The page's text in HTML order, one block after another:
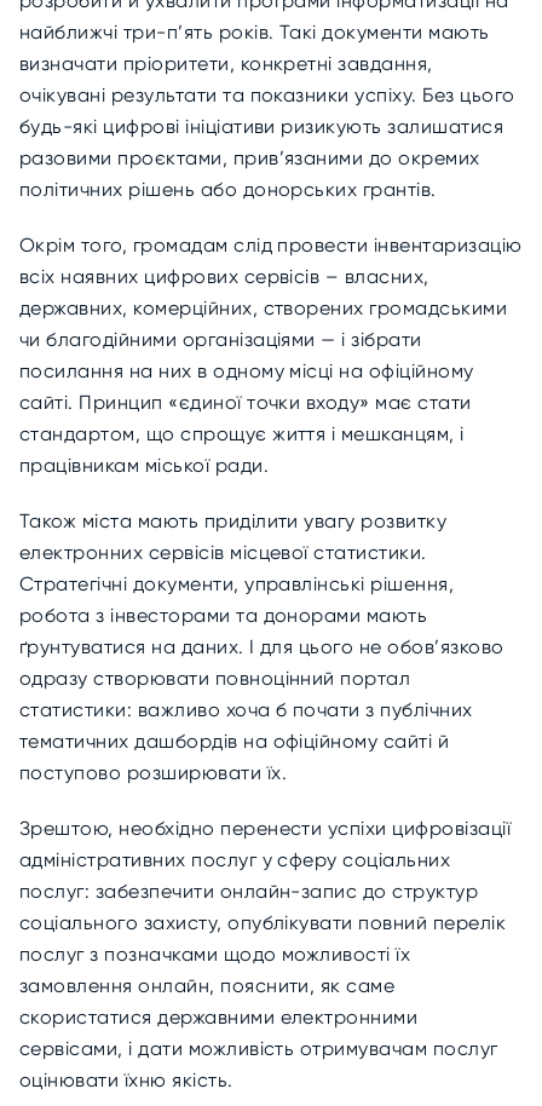
найближчі три-п’ять років. Такі документи мають
визначати пріоритети, конкретні завдання,
очікувані результати та показники успіху. Без цього
будь-які цифрові ініціативи ризикують залишатися
разовими проєктами, прив’язаними до окремих
політичних рішень або донорських грантів.
Окрім того, громадам слід провести інвентаризацію
всіх наявних цифрових сервісів – власних,
державних, комерційних, створених громадськими
чи благодійними організаціями — і зібрати
посилання на них в одному місці на офіційному
сайті. Принцип «єдиної точки входу» має стати
стандартом, що спрощує життя і мешканцям, і
працівникам міської ради.
Також міста мають приділити увагу розвитку
електронних сервісів місцевої статистики.
Стратегічні документи, управлінські рішення,
робота з інвесторами та донорами мають
ґрунтуватися на даних. І для цього не обов’язково
одразу створювати повноцінний портал
статистики: важливо хоча б почати з публічних
тематичних дашбордів на офіційному сайті й
поступово розширювати їх.
Зрештою, необхідно перенести успіхи цифровізації
адміністративних послуг у сферу соціальних
послуг: забезпечити онлайн-запис до структур
соціального захисту, опублікувати повний перелік
послуг з позначками щодо можливості їх
замовлення онлайн, пояснити, як саме
скористатися державними електронними
сервісами, і дати можливість отримувачам послуг
оцінювати їхню якість.